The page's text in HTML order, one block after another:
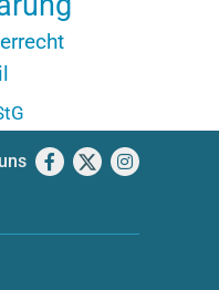
Facebook
X Instagram